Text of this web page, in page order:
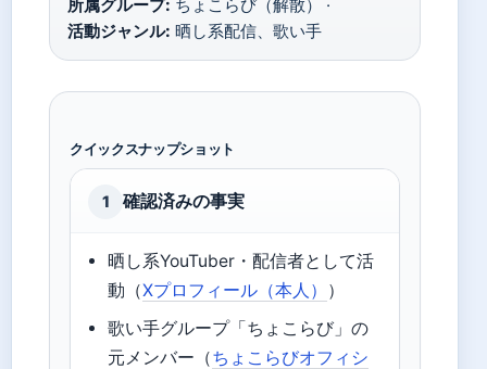
所属グループ: ちょこらび（解散） ·
活動ジャンル: 晒し系配信、歌い手
クイックスナップショット
1 確認済みの事実
晒し系YouTuber・配信者として活
動（Xプロフィール（本人） ）
歌い手グループ「ちょこらび」の
元メンバー（ちょこらびオフィシ